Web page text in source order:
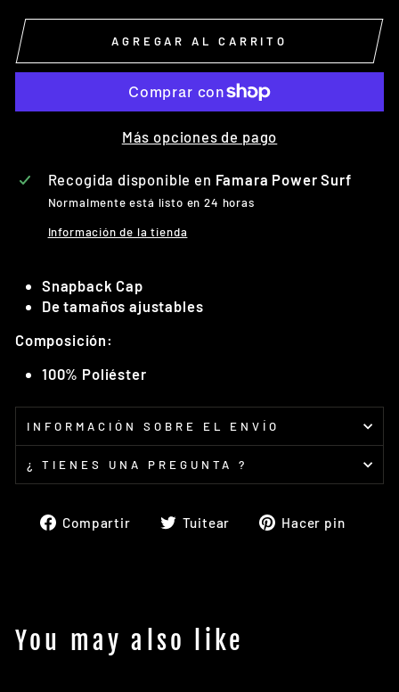
AGREGAR AL CARRITO
Más opciones de pago
Recogida disponible en Famara Power Surf
Normalmente está listo en 24 horas
Información de la tienda
Snapback Cap
De tamaños ajustables
Composición:
100% Poliéster
INFORMACIÓN SOBRE EL ENVÍO
¿ TIENES UNA PREGUNTA ?
Compartir
Compartir
Tuitear
TuitearHacer pin
You may also like